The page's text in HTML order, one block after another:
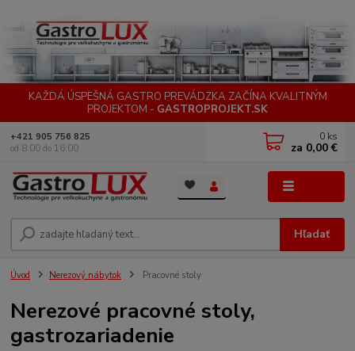
KAŽDÁ ÚSPEŠNÁ GASTRO PREVÁDZKA ZAČÍNA KVALITNÝM
PROJEKTOM - GASTROPROJEKT.SK
Hľadať
+421 905 756 825
od 8:00 do 16:00
0 ks
za 0,00 €
Úvod Nerezový nábytok Pracovné stoly
Nerezové pracovné stoly,
gastrozariadenie